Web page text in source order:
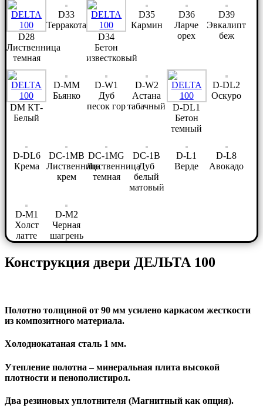
D28
Лиственница
темная
D33
Терракота
D34
Бетон
известковый
D35
Кармин
D36
Ларче
орех
D39
Эвкалипт
беж
DM КТ-
Белый
D-MM
Бьянко
D-W1
Дуб
песок гор
D-W2
Астана
табачный
D-DL1
Бетон
темный
D-DL2
Оскуро
D-DL6
Крема
DC-1MB
Лиственница
крем
DC-1MG
Лиственница
темная
DC-1B
Дуб
белый
матовый
D-L1
Верде
D-L8
Авокадо
D-M1
Холст
латте
D-M2
Черная
шагрень
Конструкция двери ДЕЛЬТА 100
Полотно толщиной от 90 мм усилено каркасом жесткости
из композитного материала.
Холоднокатаная сталь 1 мм.
Утепление полотна – минеральная плита высокой
плотности и пенополистирол.
Два резиновых уплотнителя (Магнитный как опция).